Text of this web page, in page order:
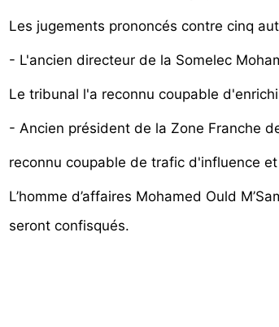
Les jugements prononcés contre cinq
- L'ancien directeur de la Somelec
Le tribunal l'a reconnu coupable
- Ancien président de la Zone Franche
reconnu coupable de trafic d'influence
L’homme d’affaires Mohamed Ould
seront confisqués.